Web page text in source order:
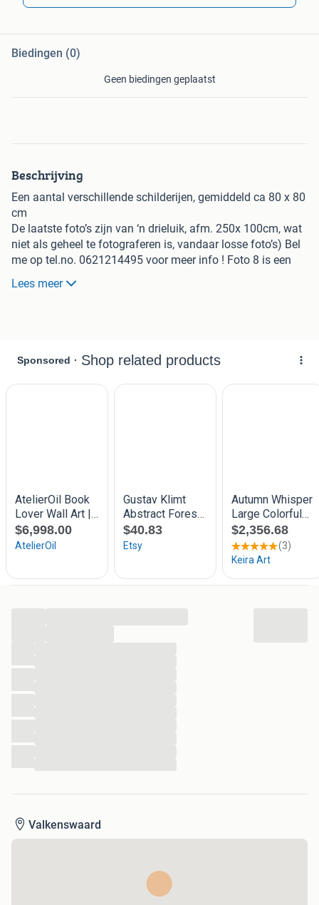
Beschrijving
Een aantal verschillende schilderijen, gemiddeld ca 80 x 80
cm
De laatste foto’s zijn van ‘n drieluik, afm. 250x 100cm, wat
niet als geheel te fotograferen is, vandaar losse foto’s) Bel
me op tel.no. 0621214495 voor meer info ! Foto 8 is een
doek van Pierre Jacobs, met berkenbomen op de
Valkenswaardse Malpie !
Lees meer
Valkenswaard
Biedingen (0)
Geen biedingen geplaatst